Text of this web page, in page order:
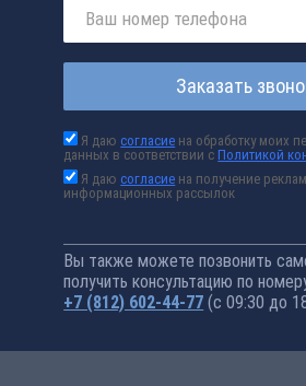
Заказать
Я даюсогласие на обработку моих
данных в соответствии сПолитикой
Я даюсогласие на получение
информационных рассылок
Вы также можете позвонить
получить консультацию по
+7 (812) 602-44-77 (с 09:30 до